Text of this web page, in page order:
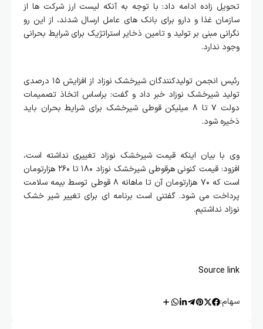
تحویل زاده ادامه داد: با توجه به آنکه لیست ارز شرکت ها از
سازمان غذا و دارو برای بانک های عامل ارسال شدند، از این رو
نگرانی مبنی بر تولید و تامین ذخایر استراتژیک برای شرایط بحرانی
وجود ندارد.
رئیس انجمن تولیدکنندگان شیرخشک نوزاد از افزایش ۱۵ درصدی
تولید شیرخشک نوزاد خبر داد و گفت: براساس اتخاذ تصمیمات
دولت ۷ تا ۸ میلیکن قوطی شیرخشک برای شرایط بحران باید
ذخیره شود.
وی با بیان اینکه قیمت شیرخشک نوزاد تغییری نداشته است،
افزود: قیمت کنونی هرقوطی شیرخشک نوزاد ۱۸۰ تا ۲۶۰ هزارتومان
است که ۷۰ هزارتومان آن تا ماهانه ۸ قوطی توسط بیمه سلامت
پرداخت می شود. گفتنی است برنامه ای برای تغییر شیر خشک
نوزاد نداشتیم‌.
Source link
سهام: